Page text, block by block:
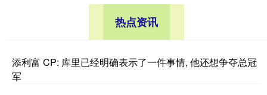
热点资讯
添利富 CP: 库里已经明确表示了一件事情, 他还想争夺总冠
军